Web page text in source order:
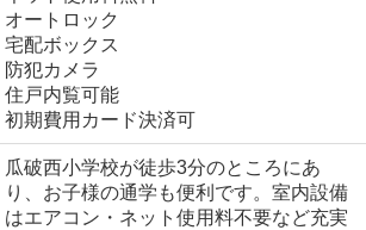
オートロック
宅配ボックス
防犯カメラ
住戸内覧可能
初期費用カード決済可
瓜破西小学校が徒歩3分のところにあ
り、お子様の通学も便利です。室内設備
はエアコン・ネット使用料不要など充実